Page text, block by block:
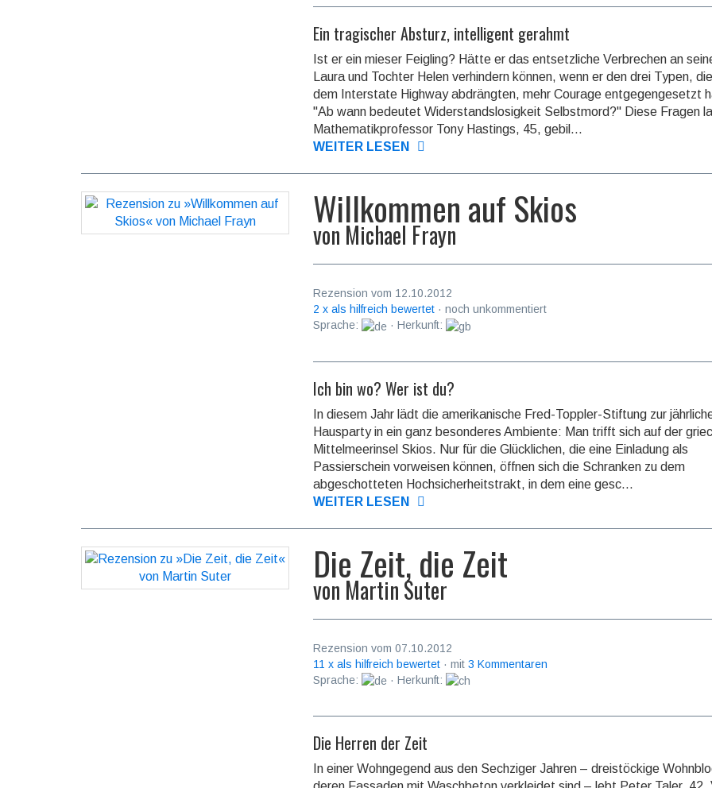
Ein tragischer Absturz, intelligent gerahmt
Ist er ein mieser Feigling? Hätte er das entsetzliche Verbrechen an
Laura und Tochter Helen verhindern können, wenn er den drei Typen,
dem Interstate Highway abdrängten, mehr Courage entgegengesetzt
"Ab wann bedeutet Widerstandslosigkeit Selbstmord?" Diese Fragen
Mathematikprofessor Tony Hastings, 45, gebil...
WEITER LESEN
Willkommen auf Skios
von Michael Frayn
Rezension vom 12.10.2012
2 x als hilfreich bewertet · noch unkommentiert
Sprache:
· Herkunft:
Ich bin wo? Wer ist du?
In diesem Jahr lädt die amerikanische Fred-Toppler-Stiftung zur
Hausparty in ein ganz besonderes Ambiente: Man trifft sich auf der
Mittelmeerinsel Skios. Nur für die Glücklichen, die eine Einladung als
Passierschein vorweisen können, öffnen sich die Schranken zu dem
abgeschotteten Hochsicherheitstrakt, in dem eine gesc...
WEITER LESEN
Die Zeit, die Zeit
von Martin Suter
Rezension vom 07.10.2012
11 x als hilfreich bewertet · mit3 Kommentaren
Sprache:
· Herkunft:
Die Herren der Zeit
In einer Wohngegend aus den Sechziger Jahren – dreistöckige